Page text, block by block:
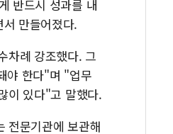
반드시 성과를 내
만들어졌다.
차례 강조했다. 그
야 한다"며 "업무
이 있다"고 말했다.
전문기관에 보관해